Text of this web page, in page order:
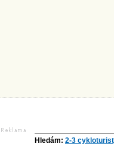
Hledám: 2-3